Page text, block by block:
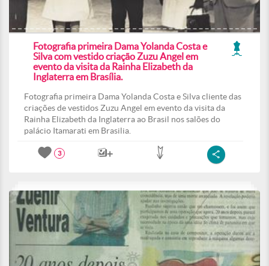
Fotografia primeira Dama Yolanda Costa e
Silva com vestido criação Zuzu Angel em
evento da visita da Rainha Elizabeth da
Inglaterra em Brasília.
Fotografia primeira Dama Yolanda Costa e Silva cliente das
criações de vestidos Zuzu Angel em evento da visita da
Rainha Elizabeth da Inglaterra ao Brasil nos salões do
palácio Itamarati em Brasilia.
3